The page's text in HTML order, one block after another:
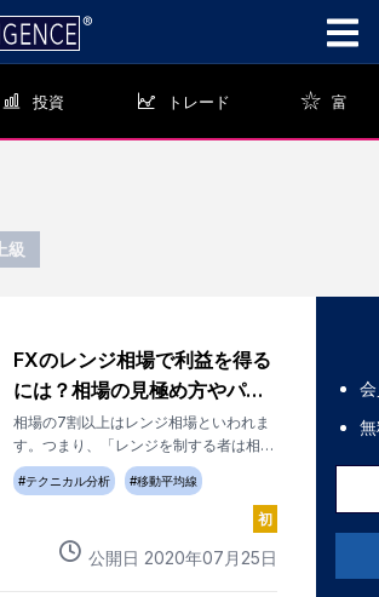
投資 トレード 富
上級
FXのレンジ相場で利益を得る
には？相場の見極め方やパタ
ーンを覚えよう！
相場の7割以上はレンジ相場といわれま
す。つまり、「レンジを制する者は相場
を制する」といっても過言ではありませ
ん。それには、エントリーするべきタイ
ミングと手を出さない期間をつかむこと
が重要です。
#テクニカル分析 #移動平均線
初
公開日 2020年07 月 25日